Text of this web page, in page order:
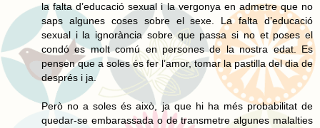
la falta d’educació sexual i la vergonya en admetre que no
saps algunes coses sobre el sexe. La falta d’educació
sexual i la ignorància sobre que passa si no et poses el
condó es molt comú en persones de la nostra edat. Es
pensen que a soles és fer l’amor, tomar la pastilla del dia de
després i ja.
Però no a soles és això, ja que hi ha més probabilitat de
quedar-se embarassada o de transmetre algunes malalties